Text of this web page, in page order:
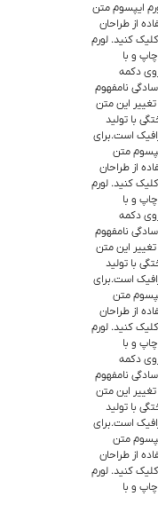
ایپسوم متن
از طراحان
کنید. لورم
و با
دکمه
نامفهوم
این متن
با تولید
است.برای
متن
از طراحان
کنید. لورم
و با
دکمه
نامفهوم
این متن
با تولید
است.برای
متن
از طراحان
کنید. لورم
و با
دکمه
نامفهوم
این متن
با تولید
است.برای
متن
از طراحان
کنید. لورم
و با